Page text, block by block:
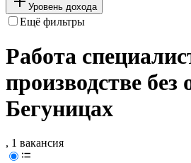
Уровень дохода
Ещё фильтры
Работа
производстве без
Бегуницах
, 1 вакансия